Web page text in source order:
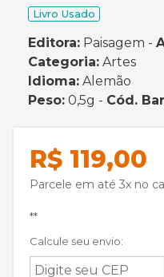
Livro Usado
Editora: Paisagem -
Categoria: Artes
Idioma: Alemão
Peso: 0,5g - Cód.
R$ 119,00
Parcele em até 3x no
**
Calcule seu envio: